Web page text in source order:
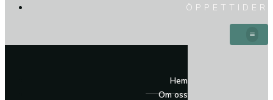
ÖPPETTIDER
Hem
Om oss